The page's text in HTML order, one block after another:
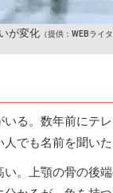
が変化 （提供：WEBライ
る。数年前にテ
でも名前を聞いた
。上顎の骨の後